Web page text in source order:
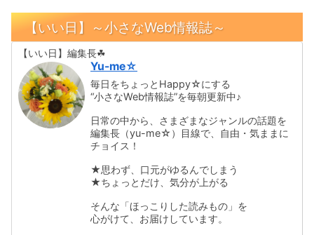
【いい日】～小さなWeb情報誌～
【いい日】編集長☘
Yu-me☆
毎日をちょっとHappy☆にする
“小さなWeb情報誌”を毎朝更新中♪
日常の中から、さまざまなジャンルの話題を
編集長（yu-me☆）目線で、自由・気ままに
チョイス！
★思わず、口元がゆるんでしまう
★ちょっとだけ、気分が上がる
そんな「ほっこりした読みもの」を
心がけて、お届けしています。